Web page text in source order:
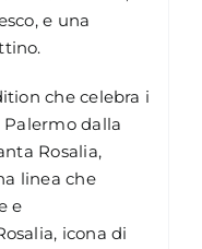
e una
che celebra i
dalla
Rosalia,
linea che
e
icona di